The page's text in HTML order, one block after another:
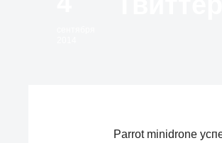
Parrot minidrone